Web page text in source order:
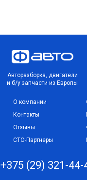
Авторазборка, двигатели
и б/у запчасти из Европы
О компании
Контакты
Отзывы
СТО-Партнеры
+375 (29) 321-44-